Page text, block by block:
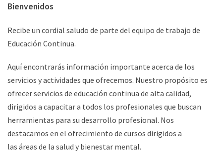
Bienvenidos
Recibe un cordial saludo de parte del equipo de trabajo de
Educación Continua.
Aquí encontrarás información importante acerca de los
servicios y actividades que ofrecemos. Nuestro propósito es
ofrecer servicios de educación continua de alta calidad,
dirigidos a capacitar a todos los profesionales que buscan
herramientas para su desarrollo profesional. Nos
destacamos en el ofrecimiento de cursos dirigidos a
las áreas de la salud y bienestar mental.